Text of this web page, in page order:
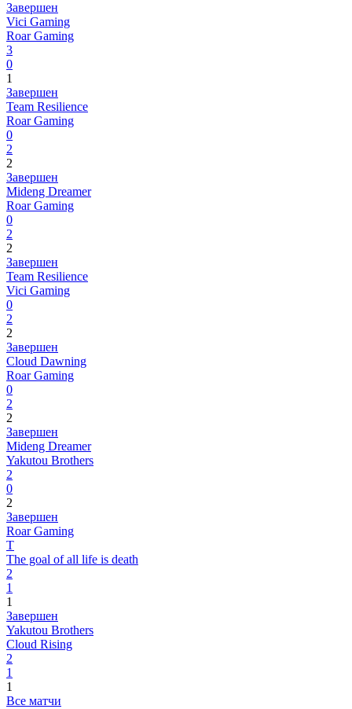
Завершен
Vici Gaming
Roar Gaming
3
0
1
Завершен
Team Resilience
Roar Gaming
0
2
2
Завершен
Mideng Dreamer
Roar Gaming
0
2
2
Завершен
Team Resilience
Vici Gaming
0
2
2
Завершен
Cloud Dawning
Roar Gaming
0
2
2
Завершен
Mideng Dreamer
Yakutou Brothers
2
0
2
Завершен
Roar Gaming
T
The goal of all life is death
2
1
1
Завершен
Yakutou Brothers
Cloud Rising
2
1
1
Все матчи